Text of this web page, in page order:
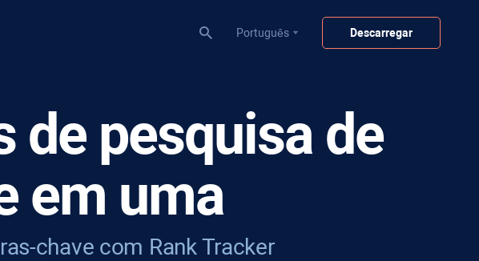
Português Descarregar
de pesquisa de
em uma
chave com Rank Tracker